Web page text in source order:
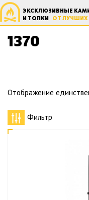
ЭКСКЛЮЗИВНЫЕ
И ТОПКИ ОТ
1370
Главная Товар
Отображение
Фильтр